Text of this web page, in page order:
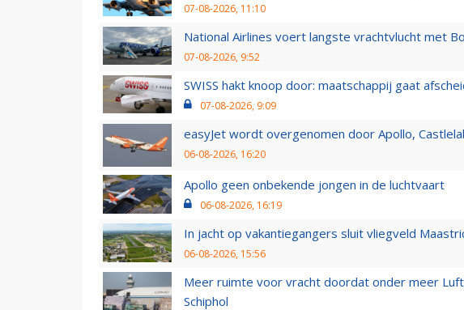
07-08-2026, 11:10
National Airlines voert langste vrachtvlucht met
07-08-2026, 9:52
SWISS hakt knoop door: maatschappij gaat
07-08-2026, 9:09
easyJet wordt overgenomen door Apollo,
06-08-2026, 16:20
Apollo geen onbekende jongen in de luchtvaart
06-08-2026, 16:19
In jacht op vakantiegangers sluit vliegveld
06-08-2026, 15:56
Meer ruimte voor vracht doordat onder meer
Schiphol